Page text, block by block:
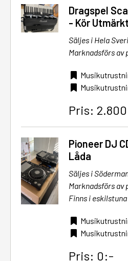
Dragspel
- Kör
Säljes i Hela
Marknadsförs av
Pris:
Pioneer DJ
Låda
Säljes i
Marknadsförs av
Finns i eskilstuna
Pris: 0:-